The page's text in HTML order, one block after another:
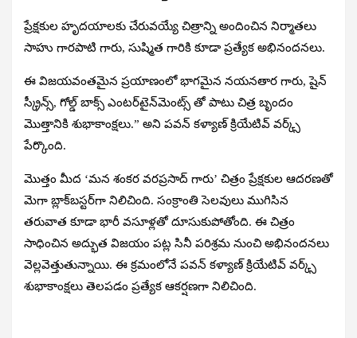
ప్రేక్షకుల హృదయాలకు చేరువయ్యే చిత్రాన్ని అందించిన నిర్మాతలు
సాహు గారపాటి గారు, సుష్మిత గారికి కూడా ప్రత్యేక అభినందనలు.
ఈ విజయవంతమైన ప్రయాణంలో భాగమైన నయనతార గారు, షైన్
స్క్రీన్స్, గోల్డ్ బాక్స్ ఎంటర్‌టైన్‌మెంట్స్ తో పాటు చిత్ర బృందం
మొత్తానికి శుభాకాంక్షలు.” అని పవన్ కళ్యాణ్ క్రియేటివ్ వర్క్స్
పేర్కొంది.
మొత్తం మీద ‘మన శంకర వరప్రసాద్ గారు’ చిత్రం ప్రేక్షకుల ఆదరణతో
మెగా బ్లాక్‌బస్టర్‌గా నిలిచింది. సంక్రాంతి సెలవులు ముగిసిన
తరువాత కూడా భారీ వసూళ్లతో దూసుకుపోతోంది. ఈ చిత్రం
సాధించిన అద్భుత విజయం పట్ల సినీ పరిశ్రమ నుంచి అభినందనలు
వెల్లవెత్తుతున్నాయి. ఈ క్రమంలోనే పవన్ కళ్యాణ్ క్రియేటివ్ వర్క్స్
శుభాకాంక్షలు తెలపడం ప్రత్యేక ఆకర్షణగా నిలిచింది.